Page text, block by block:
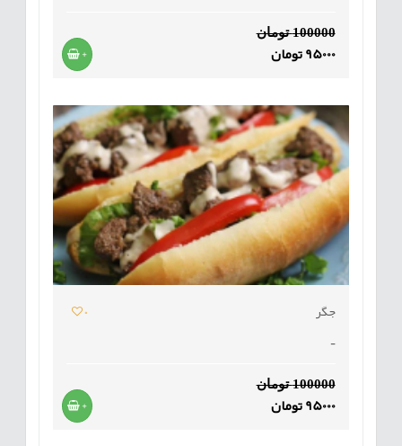
100000 تومان
95000 تومان +
جگر
0
-
100000 تومان
95000 تومان +